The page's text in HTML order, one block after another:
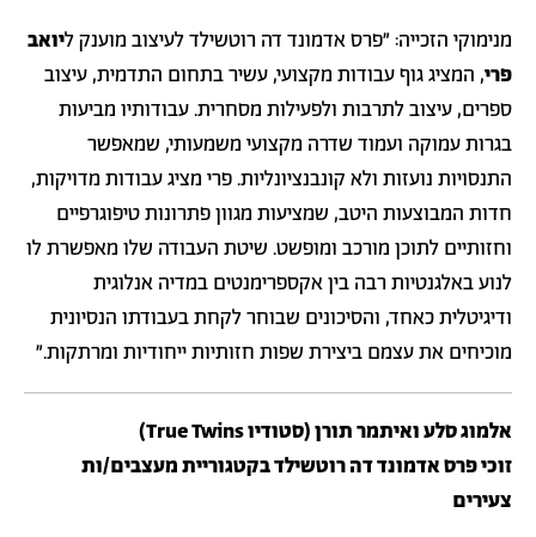
מנימוקי הזכייה: ״פרס אדמונד דה רוטשילד לעיצוב מוענק ליואב
פרי, המציג גוף עבודות מקצועי, עשיר בתחום התדמית, עיצוב
ספרים, עיצוב לתרבות ולפעילות מסחרית. עבודותיו מביעות
בגרות עמוקה ועמוד שדרה מקצועי משמעותי, שמאפשר
התנסויות נועזות ולא קונבנציונליות. פרי מציג עבודות מדויקות,
חדות המבוצעות היטב, שמציעות מגוון פתרונות טיפוגרפיים
וחזותיים לתוכן מורכב ומופשט. שיטת העבודה שלו מאפשרת לו
לנוע באלגנטיות רבה בין אקספרימנטים במדיה אנלוגית
ודיגיטלית כאחד, והסיכונים שבוחר לקחת בעבודתו הנסיונית
מוכיחים את עצמם ביצירת שפות חזותיות ייחודיות ומרתקות.״
אלמוג סלע ואיתמר תורן (סטודיו True Twins)
זוכי פרס אדמונד דה רוטשילד בקטגוריית מעצבים/ות
צעירים